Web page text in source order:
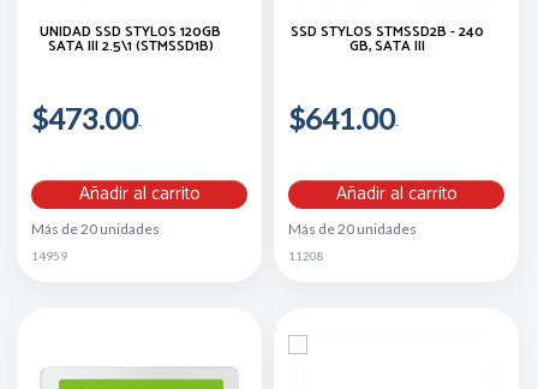
UNIDAD SSD STYLOS 120GB
SATA III 2.5\1 (STMSSD1B)
$473.00
Añadir al carrito
Más de 20 unidades
14959
SSD STYLOS STMSSD2B - 240
GB, SATA III
$641.00
Añadir al carrito
Más de 20 unidades
11208